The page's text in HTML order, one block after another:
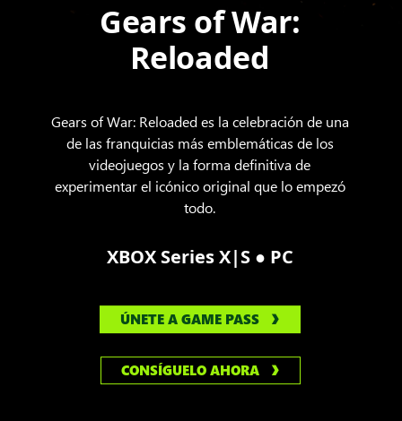
Gears of War:
Reloaded
Gears of War: Reloaded es la celebración de una
de las franquicias más emblemáticas de los
videojuegos y la forma definitiva de
experimentar el icónico original que lo empezó
todo.
XBOX Series X|S ● PC
ÚNETE A GAME PASS
CONSÍGUELO AHORA